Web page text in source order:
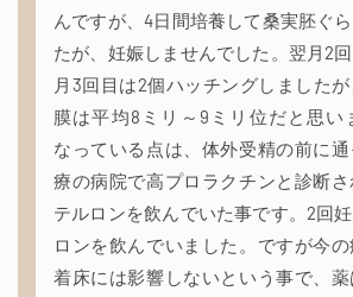
んですが、4日間培養して桑実胚ぐ
たが、妊娠しませんでした。翌月2
月3回目は2個ハッチングしました
膜は平均8ミリ～9ミリ位だと思い
なっている点は、体外受精の前に
療の病院で高プロラクチンと診断
テルロンを飲んでいた事です。2回
ロンを飲んでいました。ですが今
着床には影響しないという事で、